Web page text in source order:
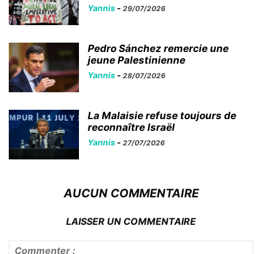
Yannis - 29/07/2026
Pedro Sánchez remercie une
jeune Palestinienne
Yannis - 28/07/2026
La Malaisie refuse toujours de
reconnaître Israël
Yannis - 27/07/2026
AUCUN COMMENTAIRE
LAISSER UN COMMENTAIRE